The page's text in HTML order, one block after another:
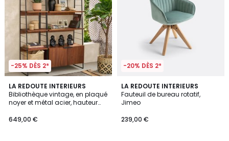
-25% DÈS 2*
LA REDOUTE INTERIEURS
Bibliothèque vintage, en plaqué
noyer et métal acier, hauteur
649,00 €
4,2
/ 5
-20% DÈS 2*
LA REDOUTE INTERIEURS
Fauteuil de bureau rotatif,
Jimeo
239,00 €
4,6
/ 5
3
Couleurs